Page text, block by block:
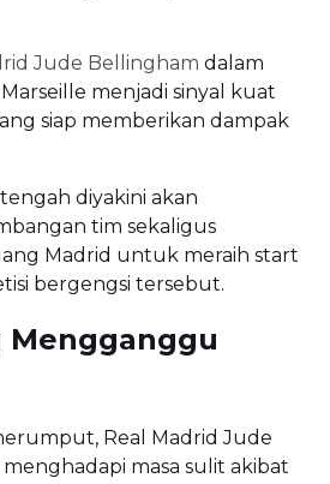
Jude Bellingham dalam
menjadi sinyal kuat
siap memberikan dampak
diyakini akan
tim sekaligus
Madrid untuk meraih start
bergengsi tersebut.
Mengganggu
Real Madrid Jude
masa sulit akibat